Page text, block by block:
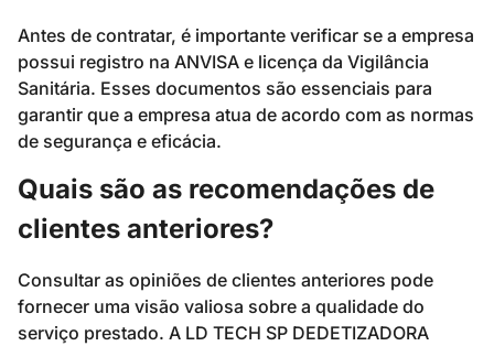
Antes de contratar, é importante verificar se a empresa
possui registro na ANVISA e licença da Vigilância
Sanitária. Esses documentos são essenciais para
garantir que a empresa atua de acordo com as normas
de segurança e eficácia.
Quais são as recomendações de
clientes anteriores?
Consultar as opiniões de clientes anteriores pode
fornecer uma visão valiosa sobre a qualidade do
serviço prestado. A LD TECH SP DEDETIZADORA